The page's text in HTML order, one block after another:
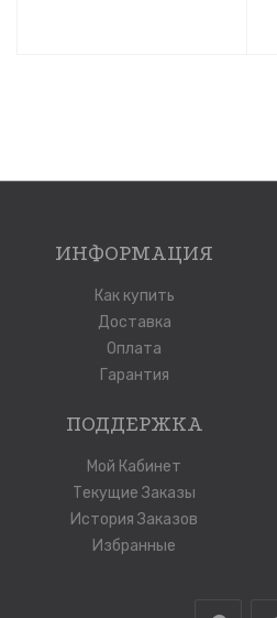
ИНФОРМАЦИЯ
Как купить
Доставка
Оплата
Гарантия
ПОДДЕРЖКА
Мой Кабинет
Текущие Заказы
История Заказов
Избранные